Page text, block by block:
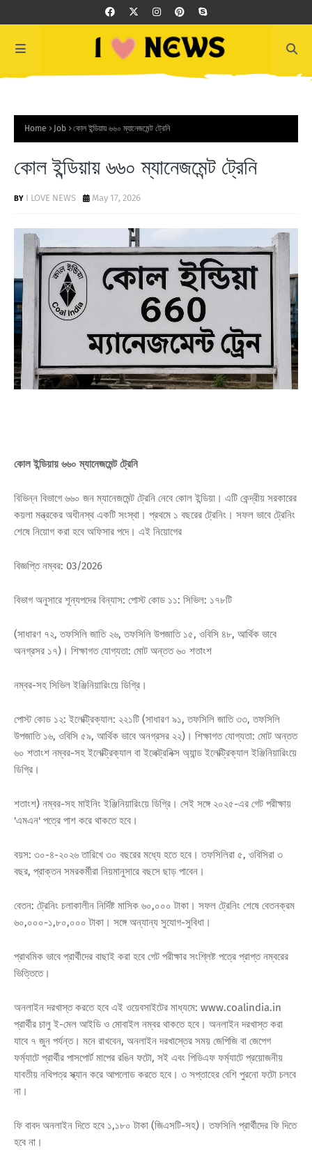
Home Job কোল ইন্ডিয়ায় ৬৬০ ম্যানেজমেন্ট ট্রেনি
কোল ইন্ডিয়ায় ৬৬০ ম্যানেজমেন্ট ট্রেনি
I LOVE NEWS May 17, 2026
কোল ইন্ডিয়ায় ৬৬০ ম্যানেজমেন্ট ট্রেনি
বিভিন্ন বিভাগে ৬৬০ জন ম্যানেজমেন্ট ট্রেনি নেবে কোল ইন্ডিয়া। এটি কেন্দ্রীয় সরকারের
কয়লা মন্ত্রকের অধীনস্থ একটি সংস্থা। প্রথমে ১ বছরের ট্রেনিং। সফল ভাবে ট্রেনিং
শেষে নিয়োগ করা হবে অফিসার পদে। এই নিয়োগের
বিজ্ঞপ্তি নম্বর: 03/2026
বিভাগ অনুসারে শূন্যপদের বিন্যাস: পোস্ট কোড ১১: সিভিল: ১৭৮টি
(সাধারণ ৭২, তফসিলি জাতি ২৬, তফসিলি উপজাতি ১৫, ওবিসি ৪৮, আর্থিক ভাবে
অনগ্রসর ১৭)। শিক্ষাগত যোগ্যতা: মোট অন্তত ৬০ শতাংশ
নম্বর-সহ সিভিল ইঞ্জিনিয়ারিংয়ে ডিগ্রি।
পোস্ট কোড ১২: ইলেক্ট্রিক্যাল: ২২১টি (সাধারণ ৯১, তফসিলি জাতি ৩৩, তফসিলি
উপজাতি ১৬, ওবিসি ৫৯, আর্থিক ভাবে অনগ্রসর ২২)। শিক্ষাগত যোগ্যতা: মোট অন্তত
৬০ শতাংশ নম্বর-সহ ইলেক্ট্রিক্যাল বা ইলেক্ট্রনিক্স অ্যান্ড ইলেক্ট্রিক্যাল ইঞ্জিনিয়ারিংয়ে
ডিগ্রি।
শতাংশ) নম্বর-সহ মাইনিং ইঞ্জিনিয়ারিংয়ে ডিগ্রি। সেই সঙ্গে ২০২৫-এর গেট পরীক্ষায়
'এমএন' পত্রে পাশ করে থাকতে হবে।
বয়স: ৩০-৪-২০২৬ তারিখে ৩০ বছরের মধ্যে হতে হবে। তফসিলিরা ৫, ওবিসিরা ৩
বছর, প্রাক্তন সমরকর্মীরা নিয়মানুসারে বছসে ছাড় পাবেন।
বেতন: ট্রেনিং চলাকালীন নির্দিষ্ট মাসিক ৬০,০০০ টাকা। সফল ট্রেনিং শেষে বেতনক্রম
৬০,০০০-১,৮০,০০০ টাকা। সঙ্গে অন্যান্য সুযোগ-সুবিধা।
প্রাথমিক ভাবে প্রার্থীদের বাছাই করা হবে গেট পরীক্ষার সংশ্লিষ্ট পত্রে প্রাপ্ত নম্বরের
ভিত্তিতে।
অনলাইন দরখাস্ত করতে হবে এই ওয়েবসাইটের মাধ্যমে: www.coalindia.in
প্রার্থীর চালু ই-মেল আইডি ও মোবাইল নম্বর থাকতে হবে। অনলাইন দরখাস্ত করা
যাবে ৭ জুন পর্যন্ত। মনে রাখবেন, অনলাইন দরখাস্তের সময় জেপিজি বা জেপেগ
ফর্ম্যাটে প্রার্থীর পাসপোর্ট মাপের রঙিন ফটো, সই এবং পিডিএফ ফর্ম্যাটে প্রয়োজনীয়
যাবতীয় নথিপত্র স্ক্যান করে আপলোড করতে হবে। ৩ সপ্তাহের বেশি পুরনো ফটো চলবে
না।
ফি বাবদ অনলাইন দিতে হবে ১,১৮০ টাকা (জিএসটি-সহ)। তফসিলি প্রার্থীদের ফি দিতে
হবে না।